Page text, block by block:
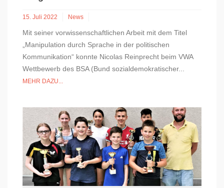
15. Juli 2022 News
Mit seiner vorwissenschaftlichen Arbeit mit dem Titel
„Manipulation durch Sprache in der politischen
Kommunikation“ konnte Nicolas Reinprecht beim VWA
Wettbewerb des BSA (Bund sozialdemokratischer...
MEHR DAZU...